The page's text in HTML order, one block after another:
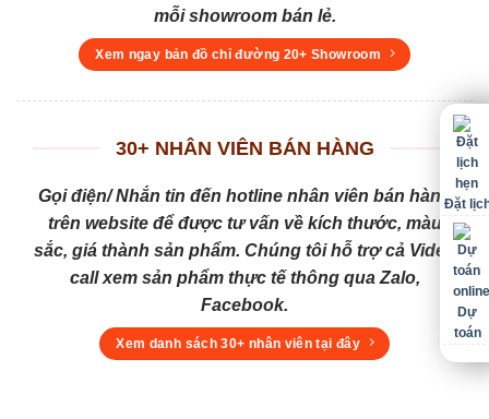
mỗi showroom bán lẻ.
Xem ngay bản đồ chỉ đường 20+ Showroom
30+ NHÂN VIÊN BÁN HÀNG
Gọi điện/ Nhắn tin đến hotline nhân viên bán hàng
trên website để được tư vấn về kích thước, màu
sắc, giá thành sản phẩm. Chúng tôi hỗ trợ cả Video
call xem sản phẩm thực tế thông qua Zalo,
Facebook.
Xem danh sách 30+ nhân viên tại đây
Đặt
Dự
toán